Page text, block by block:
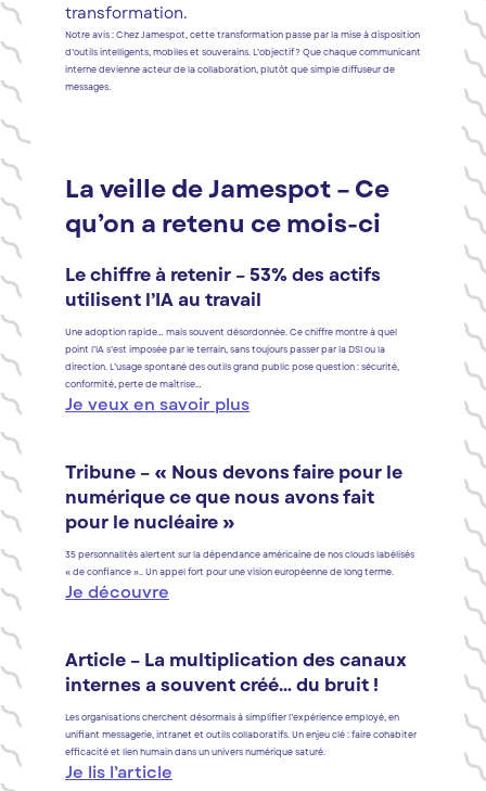
transformation.
Notre avis : Chez Jamespot, cette transformation passe par la mise à disposition
d’outils intelligents, mobiles et souverains. L’objectif ? Que chaque communicant
interne devienne acteur de la collaboration, plutôt que simple diffuseur de
messages.
La veille de Jamespot – Ce
qu’on a retenu ce mois-ci
Le chiffre à retenir – 53% des actifs
utilisent l’IA au travail
Une adoption rapide… mais souvent désordonnée. Ce chiffre montre à quel
point l’IA s’est imposée par le terrain, sans toujours passer par la DSI ou la
direction. L’usage spontané des outils grand public pose question : sécurité,
conformité, perte de maîtrise…
Je veux en savoir plus
Tribune – « Nous devons faire pour le
numérique ce que nous avons fait
pour le nucléaire »
35 personnalités alertent sur la dépendance américaine de nos clouds labélisés
« de confiance ».. Un appel fort pour une vision européenne de long terme.
Je découvre
Article – La multiplication des canaux
internes a souvent créé… du bruit !
Les organisations cherchent désormais à simplifier l’expérience employé, en
unifiant messagerie, intranet et outils collaboratifs. Un enjeu clé : faire cohabiter
efficacité et lien humain dans un univers numérique saturé.
Je lis l’article